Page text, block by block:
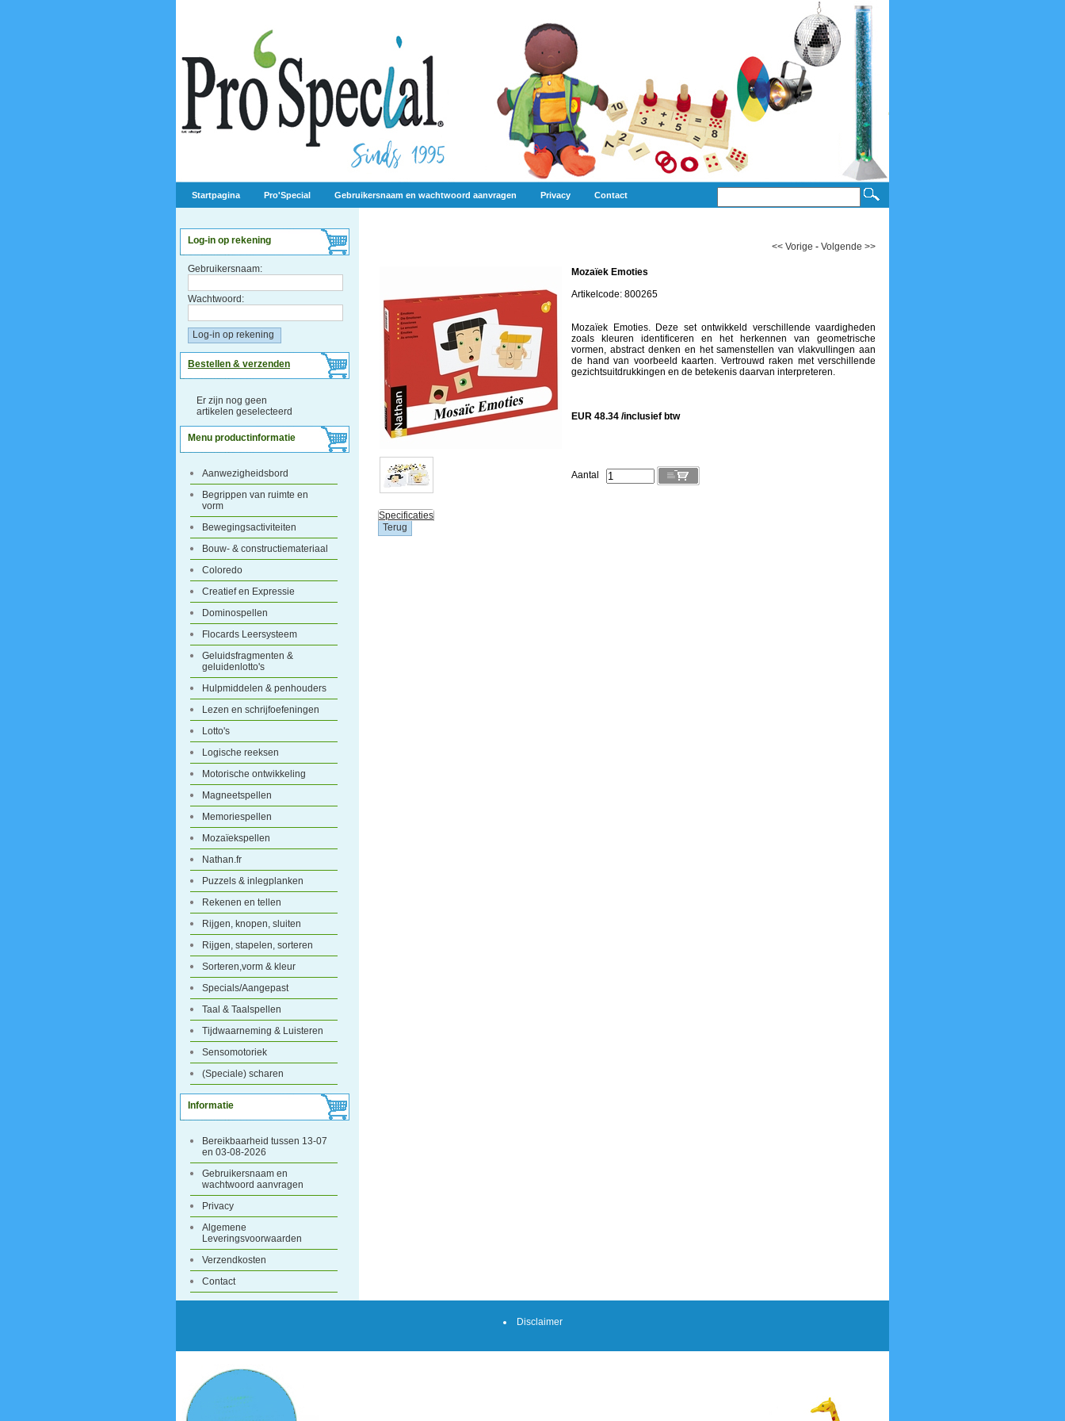
Startpagina Pro'Special Gebruikersnaam en wachtwoord aanvragen Privacy Contact
Log-in op rekening
Gebruikersnaam:
Wachtwoord:
Bestellen & verzenden
Er zijn nog geen
artikelen geselecteerd
Menu productinformatie
Aanwezigheidsbord
Begrippen van ruimte en
vorm
Bewegingsactiviteiten
Bouw- & constructiemateriaal
Coloredo
Creatief en Expressie
Dominospellen
Flocards Leersysteem
Geluidsfragmenten &
geluidenlotto's
Hulpmiddelen & penhouders
Lezen en schrijfoefeningen
Lotto's
Logische reeksen
Motorische ontwikkeling
Magneetspellen
Memoriespellen
Mozaïekspellen
Nathan.fr
Puzzels & inlegplanken
Rekenen en tellen
Rijgen, knopen, sluiten
Rijgen, stapelen, sorteren
Sorteren,vorm & kleur
Specials/Aangepast
Taal & Taalspellen
Tijdwaarneming & Luisteren
Sensomotoriek
(Speciale) scharen
Informatie
Bereikbaarheid tussen 13-07
en 03-08-2026
Gebruikersnaam en
wachtwoord aanvragen
Privacy
Algemene
Leveringsvoorwaarden
Verzendkosten
Contact
<< Vorige - Volgende >>
Mozaïek Emoties
Artikelcode: 800265
Mozaïek Emoties. Deze set ontwikkeld verschillende vaardigheden
zoals kleuren identificeren en het herkennen van geometrische
vormen, abstract denken en het samenstellen van vlakvullingen aan
de hand van voorbeeld kaarten. Vertrouwd raken met verschillende
gezichtsuitdrukkingen en de betekenis daarvan interpreteren.
EUR 48.34 /inclusief btw
Aantal
Specificaties
Disclaimer